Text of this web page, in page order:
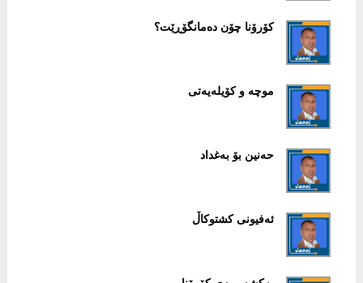
کۆرۆنا چۆن دەمانگۆڕێت؟
موچە و کۆیلەیەتی
حەنین بۆ بەغداد
ئەفیونی کشتوکاڵ